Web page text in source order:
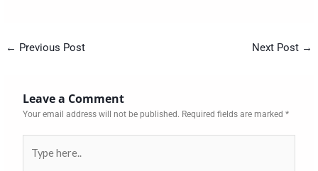
← Previous Post Next Post →
Leave a Comment
Your email address will not be published. Required fields are marked*
here..